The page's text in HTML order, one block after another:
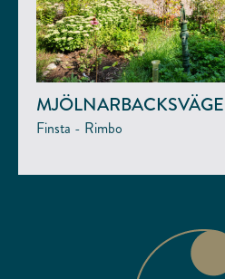
Finsta - Rimbo